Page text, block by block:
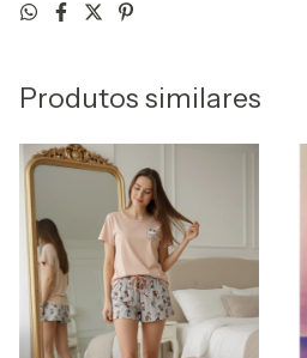
Produtos similares